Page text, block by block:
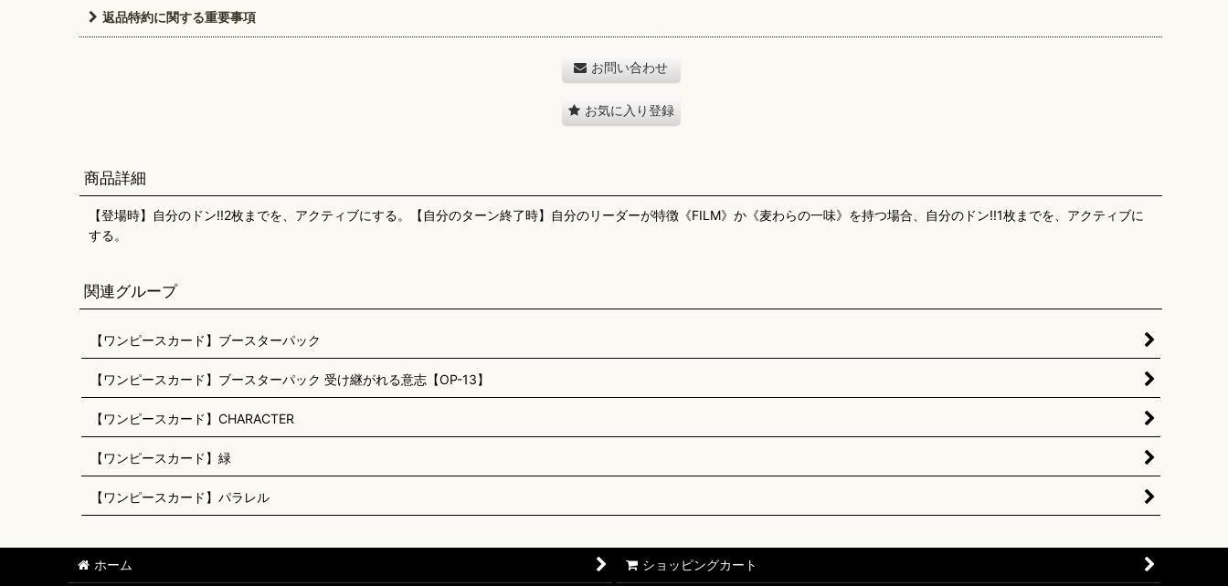
返品特約に関する重要事項
お問い合わせ
お気に入り登録
商品詳細
【登場時】自分のドン!!2枚までを、アクティブにする。【自分のターン終了時】自分のリーダーが特徴《FILM》か《麦わらの一味》を持つ場合、自分のドン!!1枚までを、アクティブに
する。
関連グループ
【ワンピースカード】ブースターパック
【ワンピースカード】ブースターパック 受け継がれる意志【OP-13】
【ワンピースカード】CHARACTER
【ワンピースカード】緑
【ワンピースカード】パラレル
ホーム ショッピングカート